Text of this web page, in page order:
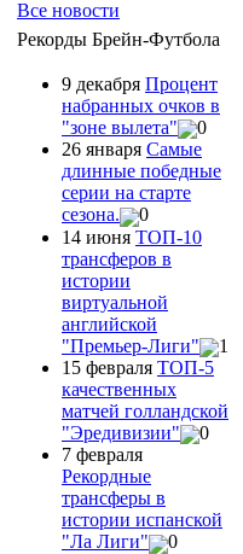
Все новости
Рекорды Брейн-Футбола
9 декабря Процент
набранных очков в
"зоне вылета"
0
26 января Самые
длинные победные
серии на старте
сезона.
0
14 июня ТОП-10
трансферов в
истории
виртуальной
английской
"Премьер-Лиги"
1
15 февраля ТОП-5
качественных
матчей голландской
"Эредивизии"
0
7 февраля
Рекордные
трансферы в
истории испанской
"Ла Лиги"
0